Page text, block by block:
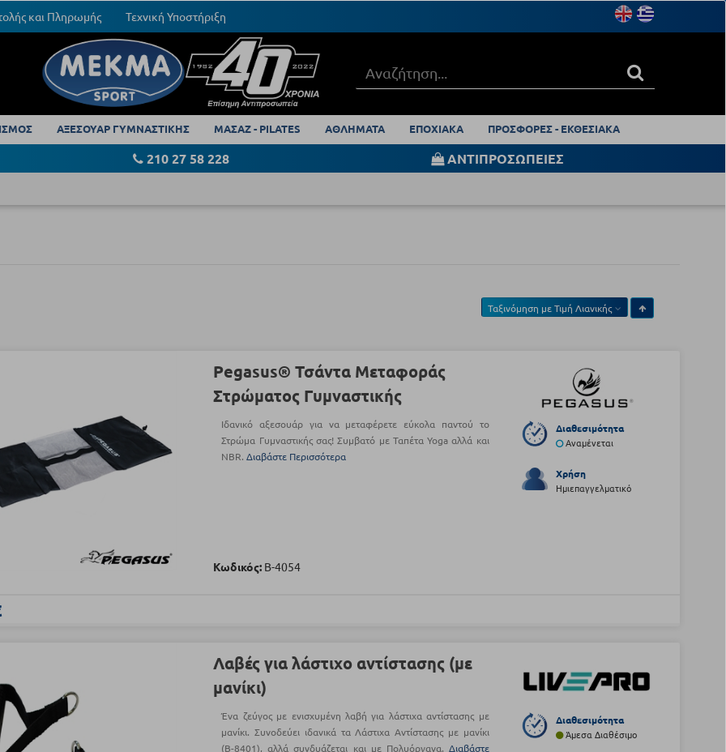
και Πληρωμής Τεχνική Υποστήριξη
ΑΞΕΣΟΥΑΡ ΓΥΜΝΑΣΤΙΚΗΣ ΜΑΣΑΖ - PILATES ΑΘΛΗΜΑΤΑ ΕΠΟΧΙΑΚΑ ΠΡΟΣΦΟΡΕΣ - ΕΚΘΕΣΙΑΚΑ
210 27 58 228 ΑΝΤΙΠΡΟΣΩΠΕΙΕΣ
Ταξινόμηση μεΤιμή Λιανικής
Pegasus® Τσάντα Μεταφοράς
Στρώματος Γυμναστικής
Ιδανικό αξεσουάρ για να μεταφέρετε εύκολα παντού το
Στρώμα Γυμναστικής σας! Συμβατό με Ταπέτα Yoga αλλά και
NBR.Διαβάστε Περισσότερα
Κωδικός: Β-4054
Διαθεσιμότητα
Αναμένεται
Χρήση
Ημιεπαγγελματικό
Λαβές για λάστιχο αντίστασης (με
μανίκι)
Ένα ζεύγος με ενισχυμένη λαβή για λάστιχα αντίστασης με
μανίκι. Συνοδεύει ιδανικά τα Λάστιχα Αντίστασης με μανίκι
(Β-8401), αλλά συνδυάζεται και με Πολυόργανα. Διαβάστε
Διαθεσιμότητα
Άμεσα Διαθέσιμο